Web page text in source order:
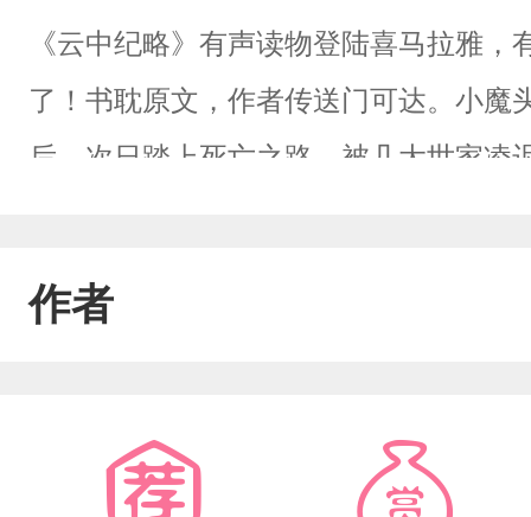
《云中纪略》有声读物登陆喜马拉雅
了！书耽原文，作者传送门可达。小魔
后，次日踏上死亡之路。被几大世家
一人杀尽他的仇人，最终被几大世家
远离他，并且用尽一切方法阻止他再
小可爱别太在意哦！企鹅一群：
作者